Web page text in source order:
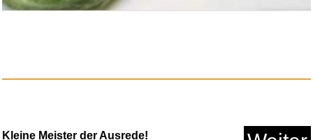
Kleine Meister der Ausrede!